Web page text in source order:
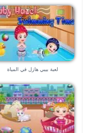
لعبة بيبي هازل في المياة